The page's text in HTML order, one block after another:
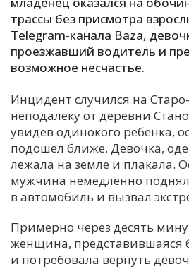
К
М
Н
трассы без присмотра
Telegram-канала Baza,
проезжавший водитель и
возможное несчастье.
Инцидент случился на
неподалеку от деревни
увидев одинокого ребенка,
подошел ближе. Девочка,
лежала на земле и плакала.
мужчина немедленно
в автомобиль и вызвал
Примерно через десять
женщина, представившаяся
и потребовала вернуть